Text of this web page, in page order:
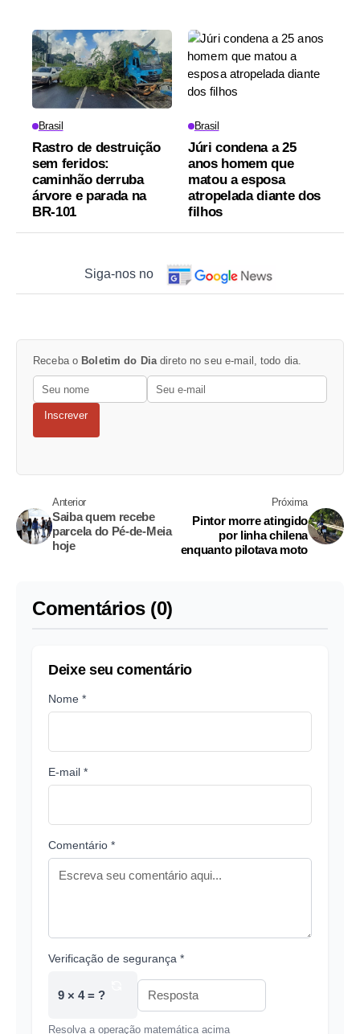
Brasil
Rastro de destruição
sem feridos:
caminhão derruba
árvore e parada na
BR-101
Brasil
Júri condena a 25
anos homem que
matou a esposa
atropelada diante dos
filhos
Siga-nos no
Receba o Boletim do Dia direto no seu e-mail, todo dia.
Inscrever
Anterior
Saiba quem recebe
parcela do Pé-de-Meia
hoje
Próxima
Pintor morre atingido
por linha chilena
enquanto pilotava moto
Comentários (0)
Deixe seu comentário
Nome *
E-mail *
Comentário *
Verificação de segurança *
9 × 4 = ?
Resolva a operação matemática acima